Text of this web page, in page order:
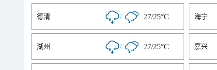
德清 / 27/25°C 海宁
湖州 / 27/25°C 嘉兴